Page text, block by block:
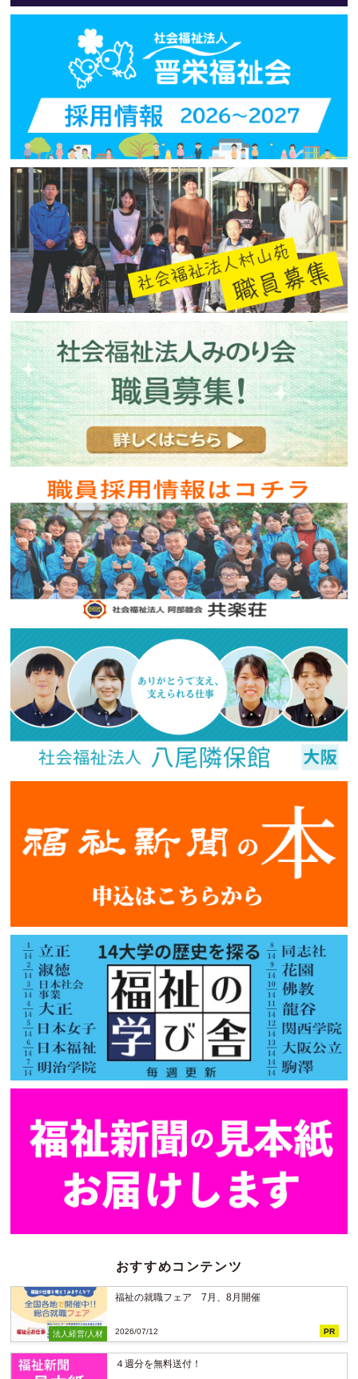
おすすめコンテンツ
法人経営/人材
福祉の就職フェア 7月、8月開催
2026/07/12 PR
４週分を無料送付！